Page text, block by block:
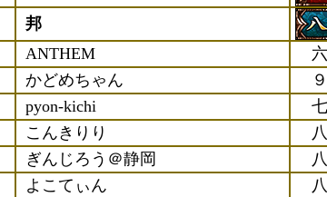
邦
ANTHEM
かどめちゃん
pyon-kichi
こんきりり
ぎんじろう＠静岡
よこてぃん